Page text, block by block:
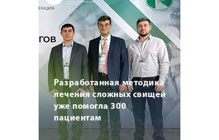
Разработанная методика
лечения сложных свищей
уже помогла 300
пациентам